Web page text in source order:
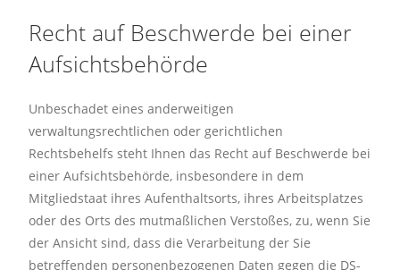
Recht auf Beschwerde bei einer
Aufsichtsbehörde
Unbeschadet eines anderweitigen
verwaltungsrechtlichen oder gerichtlichen
Rechtsbehelfs steht Ihnen das Recht auf Beschwerde bei
einer Aufsichtsbehörde, insbesondere in dem
Mitgliedstaat ihres Aufenthaltsorts, ihres Arbeitsplatzes
oder des Orts des mutmaßlichen Verstoßes, zu, wenn Sie
der Ansicht sind, dass die Verarbeitung der Sie
betreffenden personenbezogenen Daten gegen die DS-